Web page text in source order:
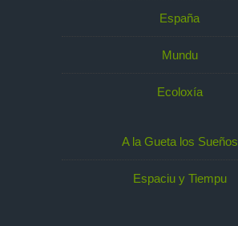
España
Mundu
Ecoloxía
A la Gueta los Sueños
Espaciu y Tiempu